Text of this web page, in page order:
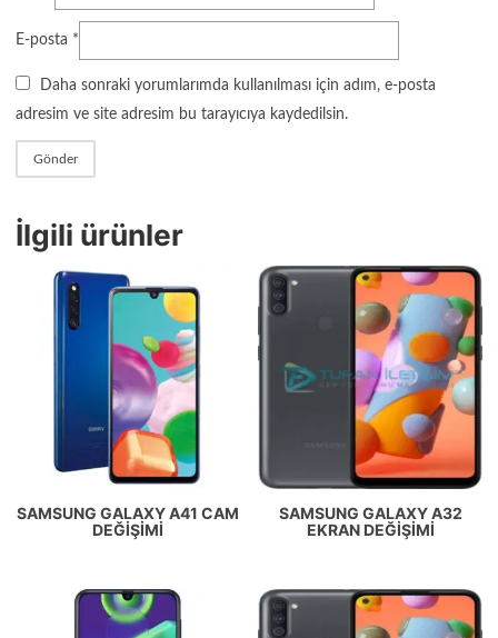
E-posta *
Daha sonraki yorumlarımda kullanılması için adım, e-posta
adresim ve site adresim bu tarayıcıya kaydedilsin.
İlgili ürünler
SAMSUNG GALAXY A41 CAM
DEĞIŞIMI
SAMSUNG GALAXY A32
EKRAN DEĞIŞIMI